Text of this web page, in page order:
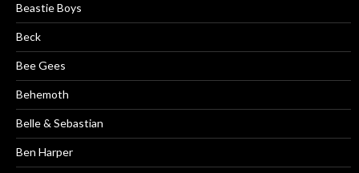
Beastie Boys
Beck
Bee Gees
Behemoth
Belle & Sebastian
Ben Harper